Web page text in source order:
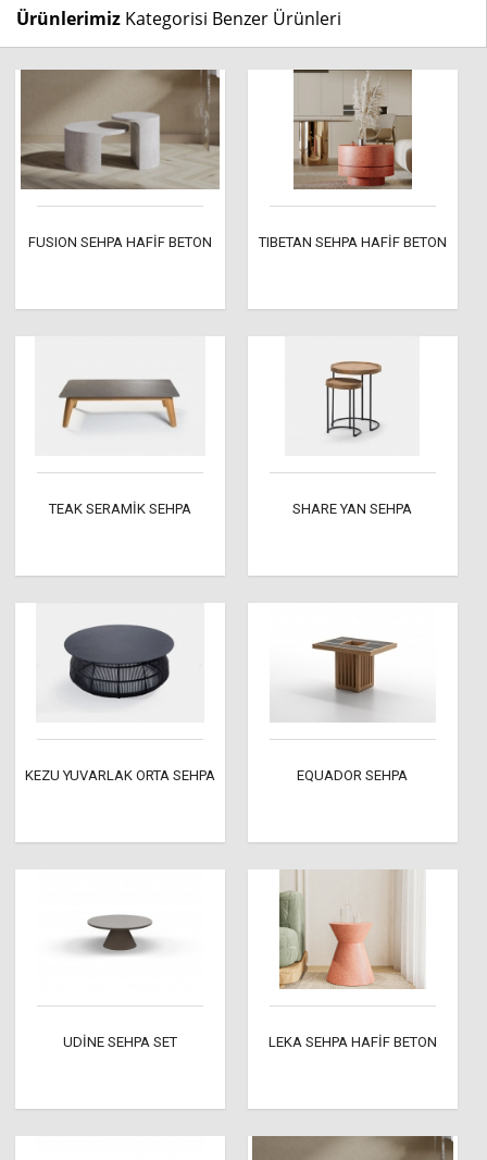
Ürünlerimiz Kategorisi Benzer Ürünleri
FUSION SEHPA HAFİF BETON TIBETAN SEHPA HAFİF BETON
TEAK SERAMİK SEHPA SHARE YAN SEHPA
KEZU YUVARLAK ORTA SEHPA EQUADOR SEHPA
UDİNE SEHPA SET LEKA SEHPA HAFİF BETON